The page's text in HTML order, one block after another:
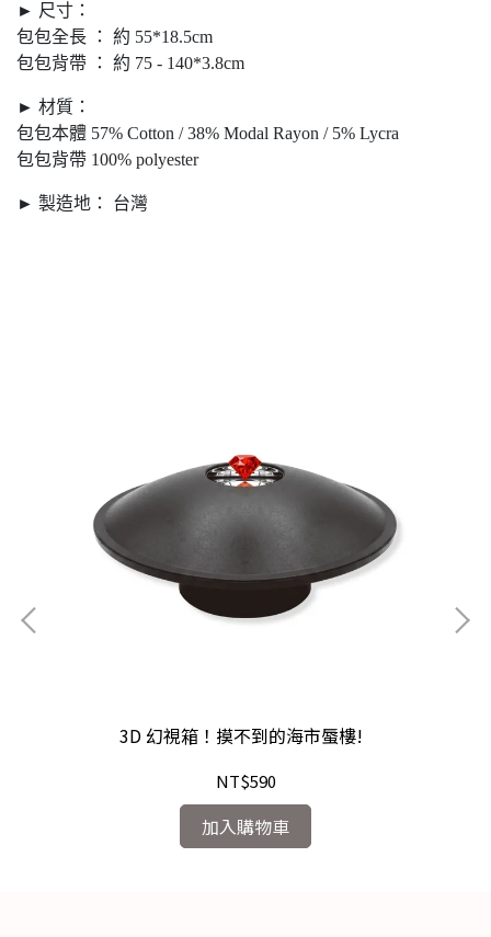
► 尺寸：
包包全長 ： 約 55*18.5cm
包包背帶 ： 約 75 - 140*3.8cm
► 材質：
包包本體 57% Cotton / 38% Modal Rayon / 5% Lycra
包包背帶 100% polyester
► 製造地： 台灣
3D 幻視箱！摸不到的海市蜃樓!
NT$590
加入購物車